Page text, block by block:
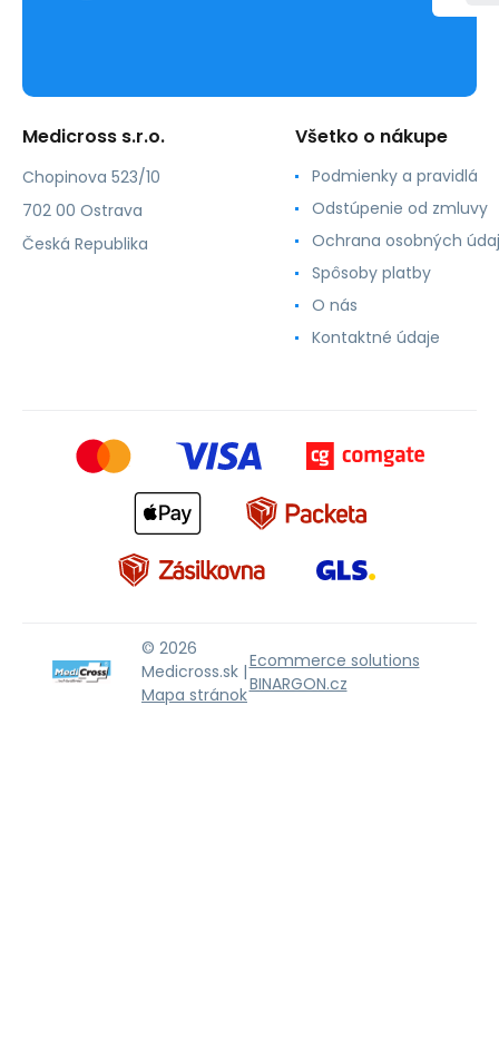
Medicross s.r.o.
Chopinova 523/10
702 00 Ostrava
Česká Republika
Všetko o nákupe
Podmienky a pravidlá
Odstúpenie od zmluvy
Ochrana osobných
Spôsoby platby
O nás
Kontaktné údaje
© 2026
Medicross.sk |
Mapa stránok
Ecommerce solutions
BINARGON.cz